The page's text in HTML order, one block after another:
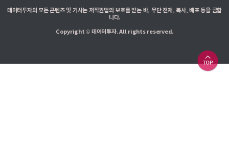
데이터투자의 모든 콘텐츠 및 기사는 저작권법의 보호를 받는 바, 무단 전재, 복사, 배포 등을 금합
니다.
Copyright © 데이터투자. All rights reserved.